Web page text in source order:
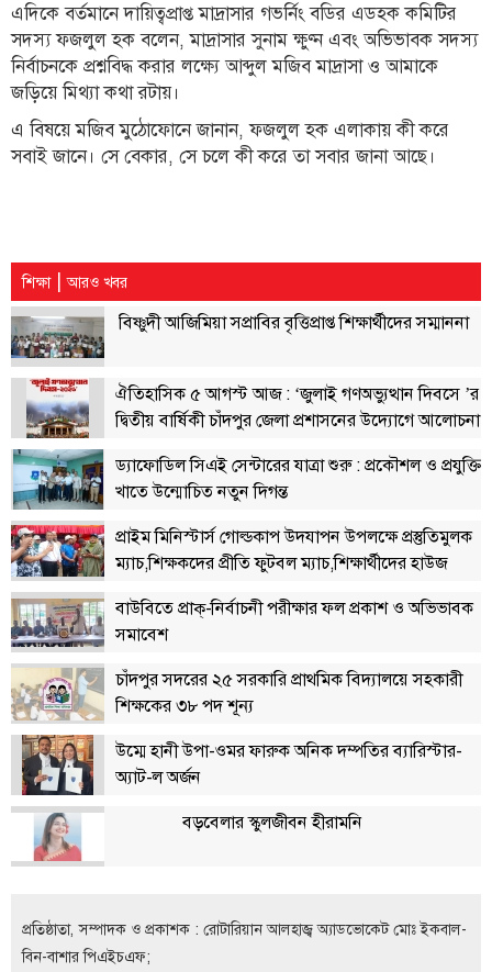
বিতর্কায়ন
নারীকণ্ঠ
চাঁদপুর
কণ্ঠের
প্রতিষ্ঠাবার্ষিকী
ভিডিও
আর্কাইভ
পুরানো
আর্কাইভ
এদিকে বর্তমানে দায়িত্বপ্রাপ্ত মাদ্রাসার গভর্নিং বডির এডহক কমিটির
সদস্য ফজলুল হক বলেন, মাদ্রাসার সুনাম ক্ষুণ্ন এবং অভিভাবক সদস্য
নির্বাচনকে প্রশ্নবিদ্ধ করার লক্ষ্যে আব্দুল মজিব মাদ্রাসা ও আমাকে
জড়িয়ে মিথ্যা কথা রটায়।
এ বিষয়ে মজিব মুঠোফোনে জানান, ফজলুল হক এলাকায় কী করে
সবাই জানে। সে বেকার, সে চলে কী করে তা সবার জানা আছে।
শিক্ষা | আরও খবর
বিষ্ণুদী আজিমিয়া সপ্রাবির বৃত্তিপ্রাপ্ত শিক্ষার্থীদের সম্মাননা
ঐতিহাসিক ৫ আগস্ট আজ : ‘জুলাই গণঅভ্যুত্থান দিবসে ’র
দ্বিতীয় বার্ষিকী চাঁদপুর জেলা প্রশাসনের উদ্যোগে আলোচনা
ড্যাফোডিল সিএই সেন্টারের যাত্রা শুরু : প্রকৌশল ও প্রযুক্তি
খাতে উন্মোচিত নতুন দিগন্ত
প্রাইম মিনিস্টার্স গোল্ডকাপ উদযাপন উপলক্ষে প্রস্তুতিমুলক
ম্যাচ,শিক্ষকদের প্রীতি ফুটবল ম্যাচ,শিক্ষার্থীদের হাউজ
বাউবিতে প্রাক্-নির্বাচনী পরীক্ষার ফল প্রকাশ ও অভিভাবক
সমাবেশ
চাঁদপুর সদরের ২৫ সরকারি প্রাথমিক বিদ্যালয়ে সহকারী
শিক্ষকের ৩৮ পদ শূন্য
উম্মে হানী উপা-ওমর ফারুক অনিক দম্পতির ব্যারিস্টার-
অ্যাট-ল অর্জন
বড়বেলার স্কুলজীবন হীরামনি
প্রতিষ্ঠাতা, সম্পাদক ও প্রকাশক : রোটারিয়ান আলহাজ্ব অ্যাডভোকেট মোঃ ইকবাল-
বিন-বাশার পিএইচএফ;